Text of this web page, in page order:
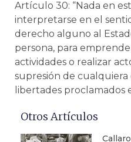
Artículo 30: “Nada en
interpretarse en el
derecho alguno al
persona, para
actividades o realizar
supresión de cualquiera
libertades proclamados
Otros Artículos